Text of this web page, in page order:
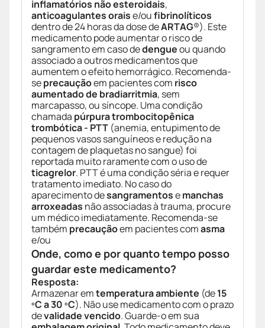
inflamatórios não esteroidais,
anticoagulantes oraise/oufibrinolíticos
dentro de 24 horas da dose deARTAG®). Este
medicamento pode aumentar o risco de
sangramento em caso dedengueou quando
associado a outros medicamentos que
aumentem o efeito hemorrágico. Recomenda-
seprecauçãoem pacientes com risco
aumentado de bradiarritmia, sem
marcapasso, ou síncope. Uma condição
chamada púrpura trombocitopênica
trombótica - PTT (anemia, entupimento de
pequenos vasos sanguíneos e redução na
contagem de plaquetas no sangue) foi
reportada muito raramente com o uso de
ticagrelor. PTT é uma condição séria e requer
tratamento imediato. No caso do
aparecimento desangramentosemanchas
arroxeadas não associadas à trauma, procure
um médico imediatamente. Recomenda-se
também precauçãoem pacientes comasma
e/ou
Onde, como e por quanto tempo posso
guardar este medicamento?
Resposta:
Armazenar emtemperatura ambiente (de15
ºC a 30 ºC). Não use medicamento com o prazo
devalidade vencido. Guarde-o em sua